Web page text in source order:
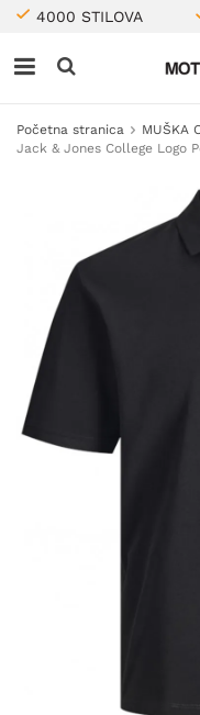
4000 STILOVA
Početna stranica MUŠKA
Jack & Jones College Logo